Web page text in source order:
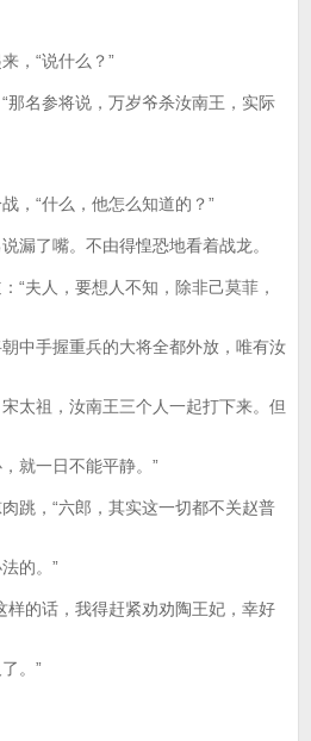
，“说什么？”
名参将说，万岁爷杀汝南王，实际
“什么，他怎么知道的？”
了嘴。不由得惶恐地看着战龙。
夫人，要想人不知，除非己莫菲，
中手握重兵的大将全都外放，唯有汝
太祖，汝南王三个人一起打下来。但
就一日不能平静。”
，“六郎，其实这一切都不关赵普
的。”
的话，我得赶紧劝劝陶王妃，幸好
。”